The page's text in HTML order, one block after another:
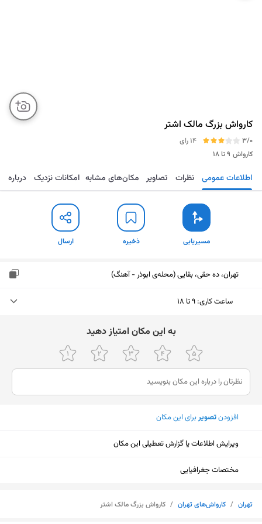
کارواش بزرگ مالک اشتر
3/0
14 رای
کارواش ۹ تا ۱۸
مسیریابی ذخیره ارسال اطلاعات عمومی نظرات تصاویر مکان‌های مشابه امکانات نزدیک درباره
مسیریابی ذخیره ارسال
تهران، ده حقی، بقایی (محله‌ی ابوذر - آهنگ)
ساعت کاری: ۹ تا ۱۸
سه‌شنبه
۹ تا ۱۸
چهارشنبه
۹ تا ۱۸
پنجشنبه
جمعه
شنبه
ﺑﻪ اﯾﻦ ﻣﮑﺎن اﻣﺘﯿﺎز دﻫﯿﺪ
افزودنتصویربرای این مکان
ویرایش اطلاعات یا گزارش تعطیلی این مکان
مختصات جغرافیایی
تهران / کارواش‌های تهران / کارواش بزرگ مالک اشتر